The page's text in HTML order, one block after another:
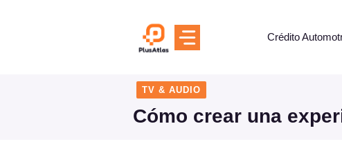
Crédito
TV & AUDIO
Cómo crear una